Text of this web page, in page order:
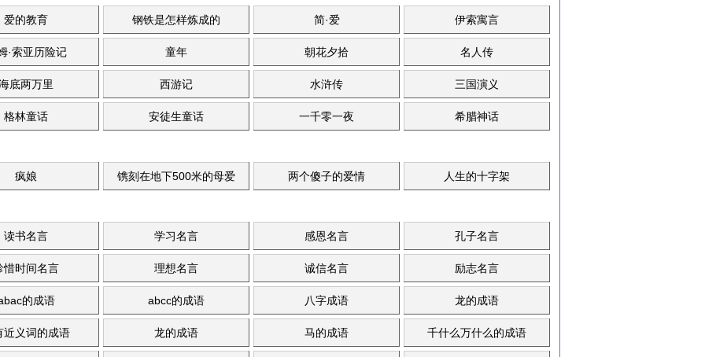
爱的教育 钢铁是怎样炼成的 简·爱 伊索寓言
·索亚历险记 童年 朝花夕拾 名人传
底两万里 西游记 水浒传 三国演义
格林童话 安徒生童话 一千零一夜 希腊神话
疯娘 镌刻在地下500米的母爱 两个傻子的爱情 人生的十字架
读书名言 学习名言 感恩名言 孔子名言
惜时间名言 理想名言 诚信名言 励志名言
的成语 abcc的成语 八字成语 龙的成语
近义词的成语 龙的成语 马的成语 千什么万什么的成语